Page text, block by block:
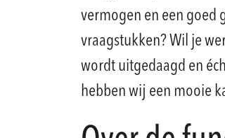
vermogen en een goed
vraagstukken? Wil je
wordt uitgedaagd en
hebben wij een mooie